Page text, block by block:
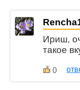
Ириш,
такое
0